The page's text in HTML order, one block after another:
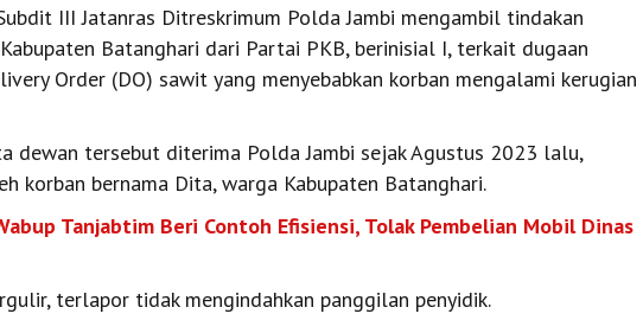
III Jatanras Ditreskrimum Polda Jambi mengambil tindakan
Batanghari dari Partai PKB, berinisial I, terkait dugaan
Order (DO) sawit yang menyebabkan korban mengalami kerugian
dewan tersebut diterima Polda Jambi sejak Agustus 2023 lalu,
korban bernama Dita, warga Kabupaten Batanghari.
Tanjabtim Beri Contoh Efisiensi, Tolak Pembelian Mobil Dinas
terlapor tidak mengindahkan panggilan penyidik.